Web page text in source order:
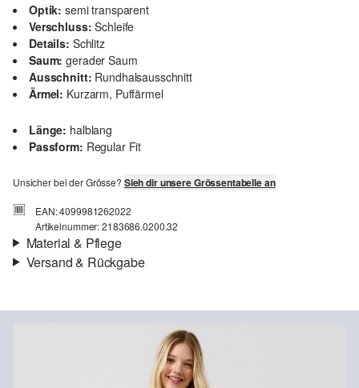
Optik: semi transparent
Verschluss: Schleife
Details: Schlitz
Saum: gerader Saum
Ausschnitt: Rundhalsausschnitt
Ärmel: Kurzarm, Puffärmel
Länge: halblang
Passform: Regular Fit
Unsicher bei der Grösse? Sieh dir unsere Grössentabelle an
EAN: 4099981262022
Artikelnummer: 2183686.0200.32
Material & Pflege
Versand & Rückgabe
versendet. Für eine Standardlieferung betragen die Versandkosten